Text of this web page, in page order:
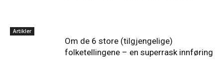
Artikler
Om de 6 store (tilgjengelige)
folketellingene – en superrask innføring